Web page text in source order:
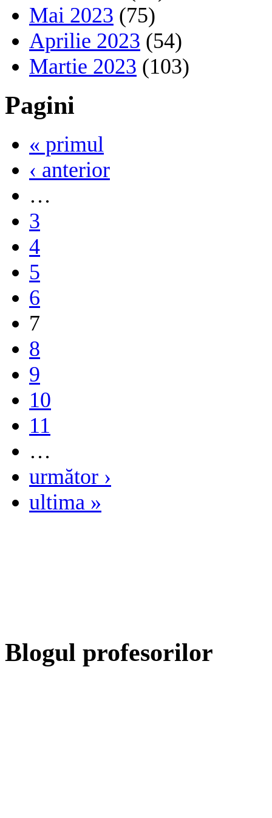
Mai 2023 (75)
Aprilie 2023 (54)
Martie 2023 (103)
Pagini
« primul
‹ anterior
…
3
4
5
6
7
8
9
10
11
…
următor ›
ultima »
Blogul profesorilor